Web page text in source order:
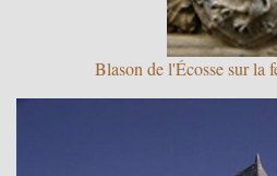
Blason de l'Écosse sur la